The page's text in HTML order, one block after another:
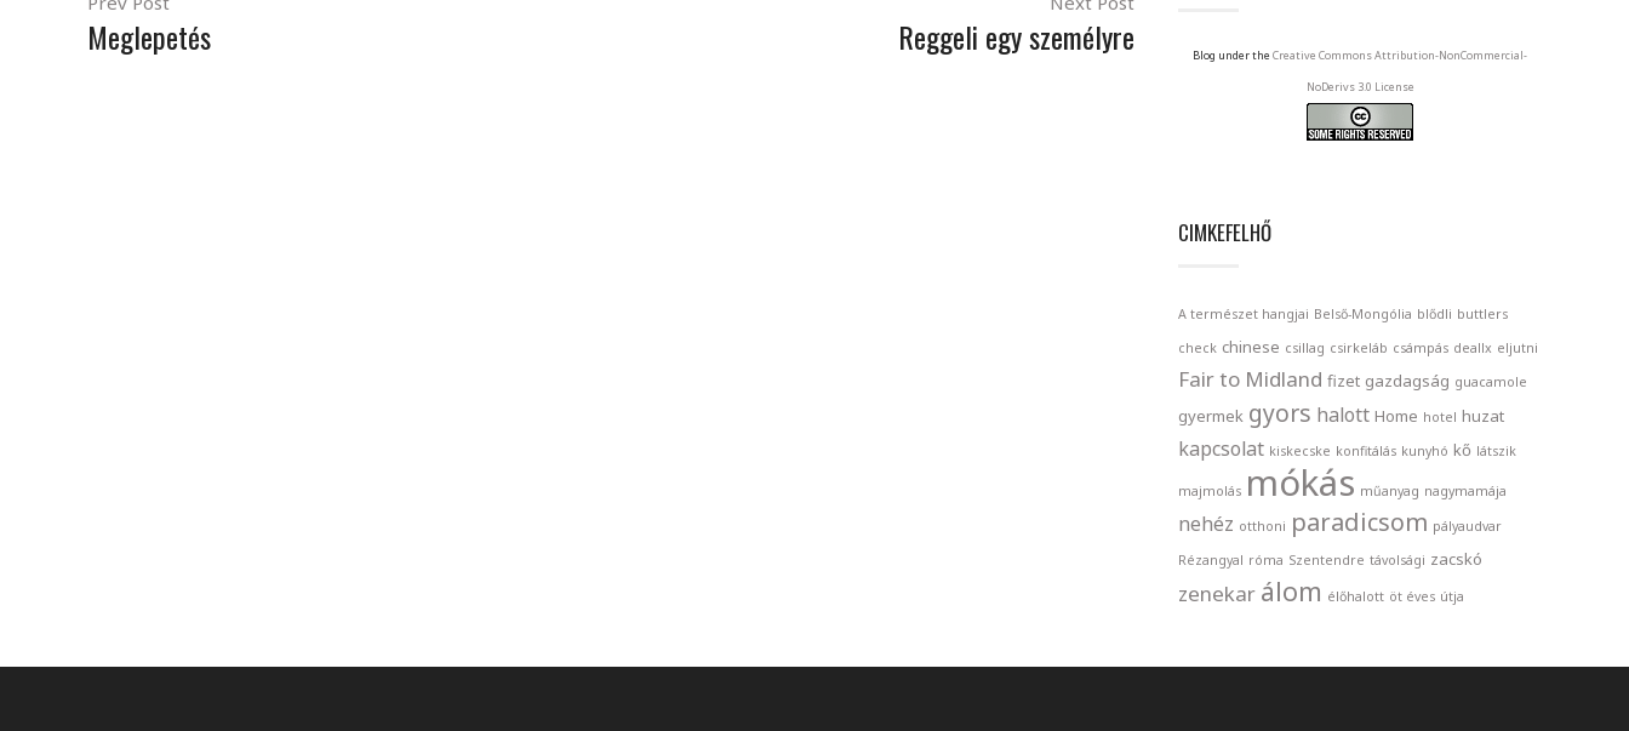
Meglepetés Reggeli egy személyre Blog under the Creative Commons Attribution-NonCommercial-
NoDerivs 3.0 License
CIMKEFELHŐ
A természet hangjai Belső-Mongólia blődli buttlers
check chinese csillag csirkeláb csámpás deallx eljutni
Fair to Midland fizet gazdagság guacamole
gyermek gyors halott Home hotel huzat
kapcsolat kiskecske konfitálás kunyhó kő látszik
majmolás mókás műanyag nagymamája
nehéz otthoni paradicsom pályaudvar
Rézangyal róma Szentendre távolsági zacskó
zenekar álom élőhalott öt éves útja